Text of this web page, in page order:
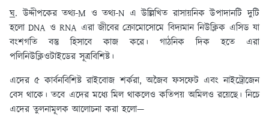
ঘ. উদ্দীপকের তথ্য-M ও তথ্য-N এ উল্লিখিত রাসায়নিক উপাদানটি দুটি
হলো DNA ও RNA এরা জীবের ক্রোমোসোমে বিদ্যমান নিউক্লিক এসিড যা
বংশগতি বস্তু হিসাবে কাজ করে। গাঠনিক দিক হতে এরা
পলিনিউক্লিওটাইডের সূত্রবিশিষ্ট।
এদের ৫ কার্বনবিশিষ্ট রাইবোজ শর্করা, অজৈব ফসফেট এবং নাইট্রোজেন
বেস থাকে। তবে এদের মধ্যে মিল থাকলেও কতিপয় অমিলও রয়েছে। নিচে
এদের তুলনামূলক আলোচনা করা হলো—